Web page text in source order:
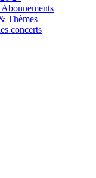
Thèmes
concerts